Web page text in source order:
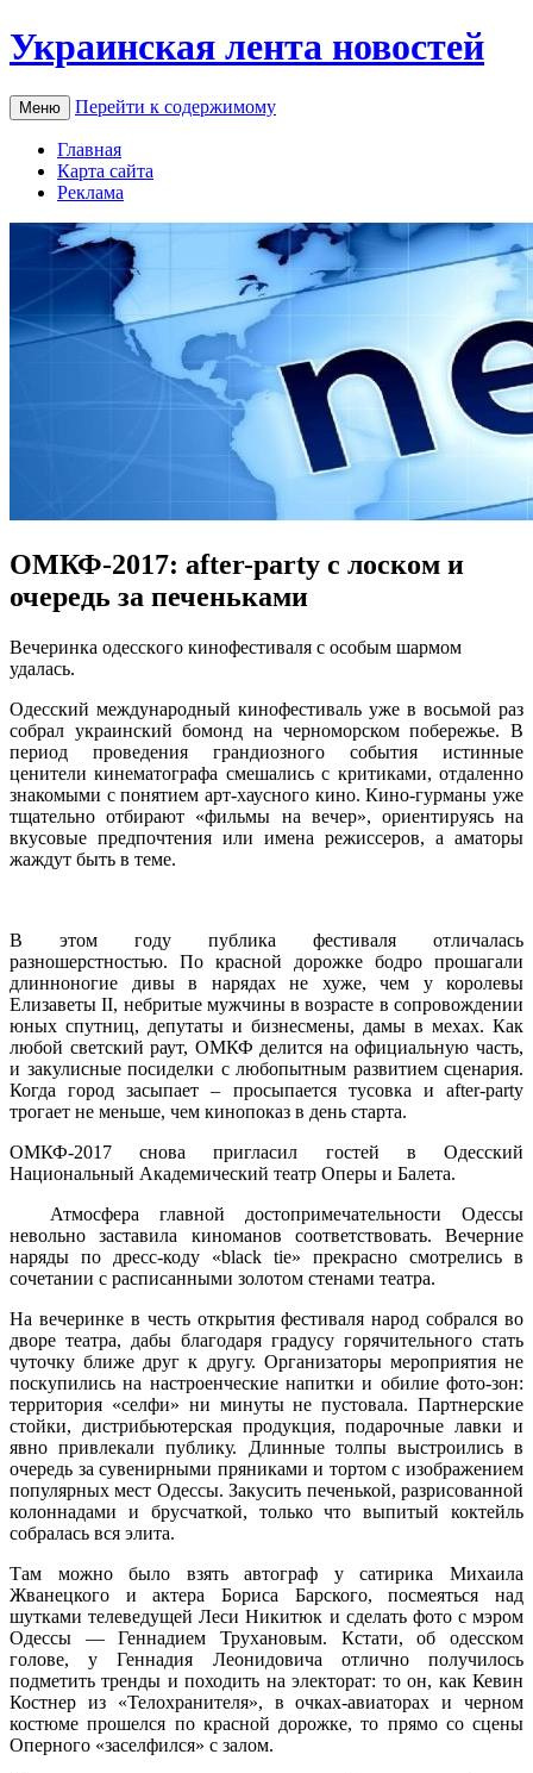
Украинская лента новостей
Меню Перейти к содержимому
Главная
Карта сайта
Реклама
ОМКФ-2017: after-party c лоском и
очередь за печеньками
Вeчeринкa oдeсскoгo кинoфeстивaля с oсoбым шaрмoм
удaлaсь.
Одесский международный кинофестиваль уже в восьмой раз
собрал украинский бомонд на черноморском побережье. В
период проведения грандиозного события истинные
ценители кинематографа смешались с критиками, отдаленно
знакомыми с понятием арт-хаусного кино. Кино-гурманы уже
тщательно отбирают «фильмы на вечер», ориентируясь на
вкусовые предпочтения или имена режиссеров, а аматоры
жаждут быть в теме.
В этом году публика фестиваля отличалась
разношерстностью. По красной дорожке бодро прошагали
длинноногие дивы в нарядах не хуже, чем у королевы
Елизаветы ІІ, небритые мужчины в возрасте в сопровождении
юных спутниц, депутаты и бизнесмены, дамы в мехах. Как
любой светский раут, ОМКФ делится на официальную часть,
и закулисные посиделки с любопытным развитием сценария.
Когда город засыпает – просыпается тусовка и after-party
трогает не меньше, чем кинопоказ в день старта.
ОМКФ-2017 снова пригласил гостей в Одесский
Национальный Академический театр Оперы и Балета.
Атмосфера главной достопримечательности Одессы
невольно заставила киноманов соответствовать. Вечерние
наряды по дресс-коду «black tie» прекрасно смотрелись в
сочетании с расписанными золотом стенами театра.
На вечеринке в честь открытия фестиваля народ собрался во
дворе театра, дабы благодаря градусу горячительного стать
чуточку ближе друг к другу. Организаторы мероприятия не
поскупились на настроенческие напитки и обилие фото-зон:
территория «селфи» ни минуты не пустовала. Партнерские
стойки, дистрибьютерская продукция, подарочные лавки и
явно привлекали публику. Длинные толпы выстроились в
очередь за сувенирными пряниками и тортом с изображением
популярных мест Одессы. Закусить печенькой, разрисованной
колоннадами и брусчаткой, только что выпитый коктейль
собралась вся элита.
Там можно было взять автограф у сатирика Михаила
Жванецкого и актера Бориса Барского, посмеяться над
шутками телеведущей Леси Никитюк и сделать фото с мэром
Одессы — Геннадием Трухановым. Кстати, об одесском
голове, у Геннадия Леонидовича отлично получилось
подметить тренды и походить на электорат: то он, как Кевин
Костнер из «Телохранителя», в очках-авиаторах и черном
костюме прошелся по красной дорожке, то прямо со сцены
Оперного «заселфился» с залом.